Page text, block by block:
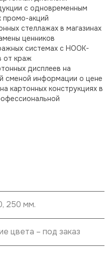
с одновременным
промо-акций
стеллажах в магазинах
ценников
системах с HOOK-
от краж
дисплеев на
сменой информации о цене
картонных конструкциях в
250 мм.
цвета – под заказ